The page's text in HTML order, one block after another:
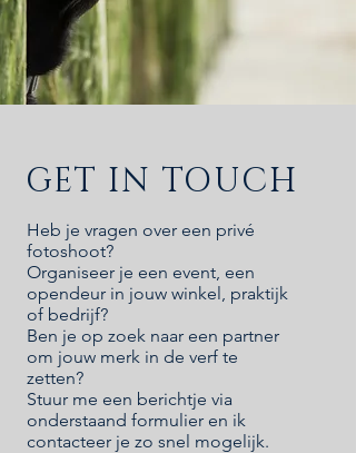
GET IN TOUCH
Heb je vragen over een privé
fotoshoot?
Organiseer je een event, een
opendeur in jouw winkel, praktijk
of bedrijf?
Ben je op zoek naar een partner
om jouw merk in de verf te
zetten?
Stuur me een berichtje via
onderstaand formulier en ik
contacteer je zo snel mogelijk.